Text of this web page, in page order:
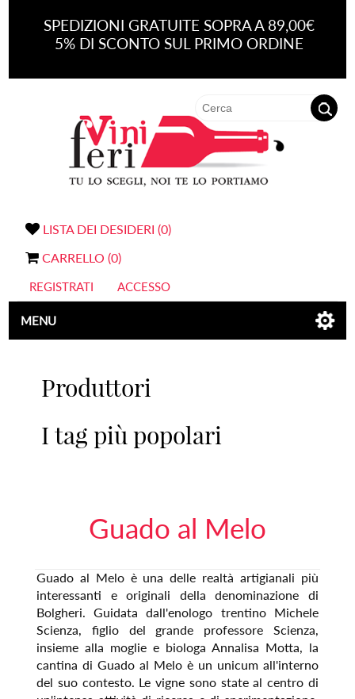
SPEDIZIONI GRATUITE SOPRA A 89,00€
5% DI SCONTO SUL PRIMO ORDINE
LISTA DEI DESIDERI (0)
CARRELLO (0)
REGISTRATI ACCESSO
MENU
Produttori
I tag più popolari
Guado al Melo
Guado al Melo è una delle realtà artigianali più
interessanti e originali della denominazione di
Bolgheri. Guidata dall'enologo trentino Michele
Scienza, figlio del grande professore Scienza,
insieme alla moglie e biologa Annalisa Motta, la
cantina di Guado al Melo è un unicum all'interno
del suo contesto. Le vigne sono state al centro di